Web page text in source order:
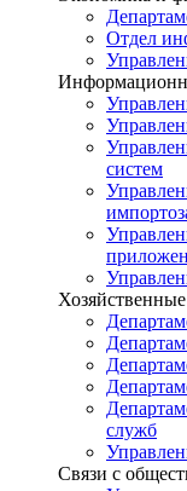
Отдел
систем
служб
Связи с